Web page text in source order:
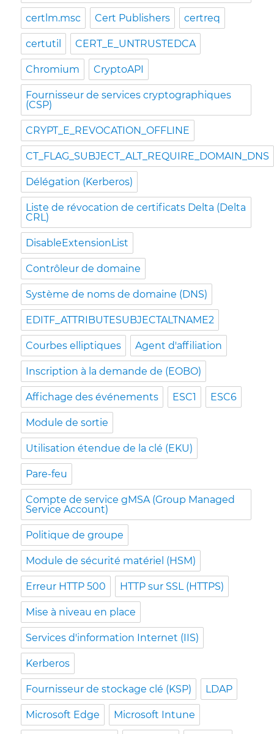
certlm.msc Cert Publishers certreq
certutil CERT_E_UNTRUSTEDCA
Chromium CryptoAPI
Fournisseur de services cryptographiques
(CSP)
CRYPT_E_REVOCATION_OFFLINE
CT_FLAG_SUBJECT_ALT_REQUIRE_DOMAIN_DNS
Délégation (Kerberos)
Liste de révocation de certificats Delta (Delta
CRL)
DisableExtensionList
Contrôleur de domaine
Système de noms de domaine (DNS)
EDITF_ATTRIBUTESUBJECTALTNAME2
Courbes elliptiques Agent d'affiliation
Inscription à la demande de (EOBO)
Affichage des événements ESC1 ESC6
Module de sortie
Utilisation étendue de la clé (EKU)
Pare-feu
Compte de service gMSA (Group Managed
Service Account)
Politique de groupe
Module de sécurité matériel (HSM)
Erreur HTTP 500 HTTP sur SSL (HTTPS)
Mise à niveau en place
Services d'information Internet (IIS)
Kerberos
Fournisseur de stockage clé (KSP) LDAP
Microsoft Edge Microsoft Intune